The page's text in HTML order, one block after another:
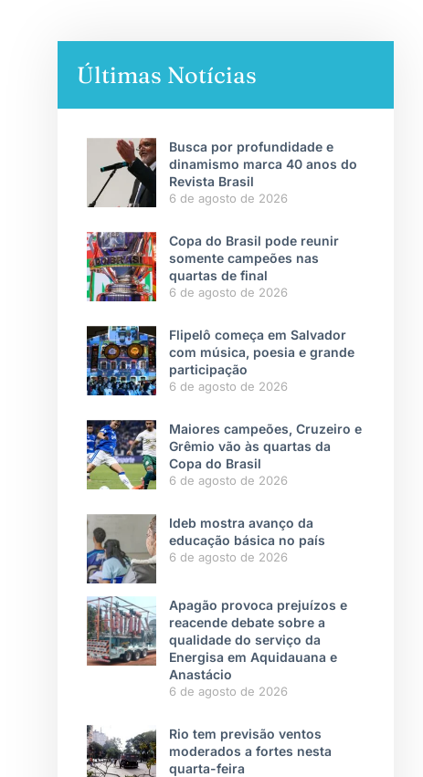
Últimas Notícias
Busca por profundidade e
dinamismo marca 40 anos do
Revista Brasil
6 de agosto de 2026
Copa do Brasil pode reunir
somente campeões nas
quartas de final
6 de agosto de 2026
Flipelô começa em Salvador
com música, poesia e grande
participação
6 de agosto de 2026
Maiores campeões, Cruzeiro e
Grêmio vão às quartas da
Copa do Brasil
6 de agosto de 2026
Ideb mostra avanço da
educação básica no país
6 de agosto de 2026
Apagão provoca prejuízos e
reacende debate sobre a
qualidade do serviço da
Energisa em Aquidauana e
Anastácio
6 de agosto de 2026
Rio tem previsão ventos
moderados a fortes nesta
quarta-feira